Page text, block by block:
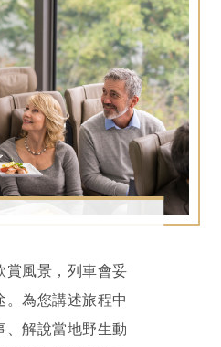
賞風景，列車會妥
。為您講述旅程中
、解說當地野生動